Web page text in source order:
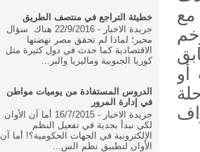
لأن الزخم
خطيئة التراجع في منتصف الطريق
جريدة الاخبار - 22/9/2016 هناك سؤال
محير؛ لماذا لم تحقق مصر نهضتها
الاقتصادية كما حدث في دول كثيرة مثل
كوريا الجنوبية وماليزيا والبر...
الدروس المستفادة من يوميات مواطن
في إدارة المرور
جريدة الاخبار - 16/7/2015 أما آن الأوان
لكي نبدأ بجدية في تفعيل النظم
الإلكترونية في الجهات الحكومية؟! أما آن
الأوان لتطبيق نظم الس...